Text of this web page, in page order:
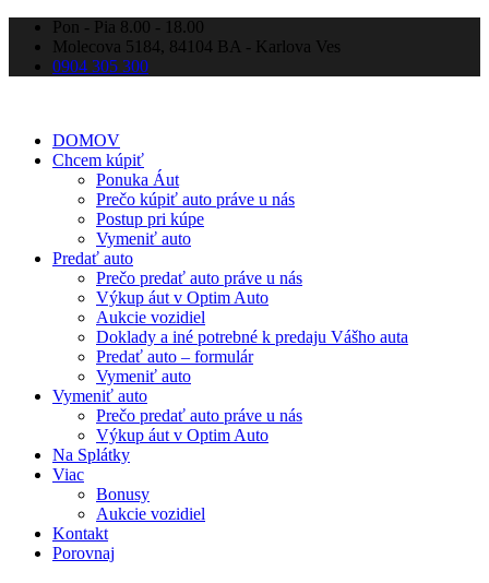
Pon - Pia 8.00 - 18.00
Molecova 5184, 84104 BA - Karlova Ves
0904 305 300
DOMOV
Chcem kúpiť
Ponuka Áut
Prečo kúpiť auto práve u nás
Postup pri kúpe
Vymeniť auto
Predať auto
Prečo predať auto práve u nás
Výkup áut v Optim Auto
Aukcie vozidiel
Doklady a iné potrebné k predaju Vášho auta
Predať auto – formulár
Vymeniť auto
Vymeniť auto
Prečo predať auto práve u nás
Výkup áut v Optim Auto
Na Splátky
Viac
Bonusy
Aukcie vozidiel
Kontakt
Porovnaj